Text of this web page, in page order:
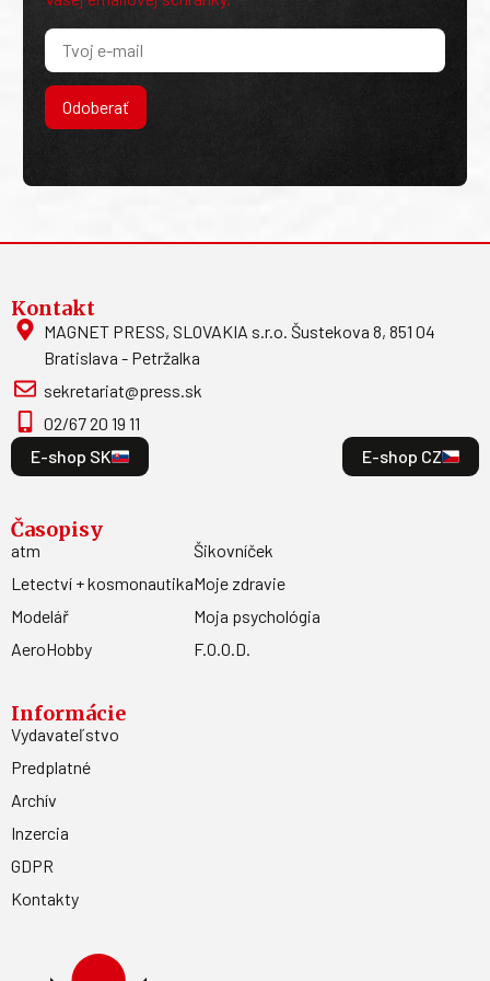
Odoberať
Kontakt
MAGNET PRESS, SLOVAKIA s.r.o. Šustekova 8, 851 04
Bratislava - Petržalka
sekretariat@press.sk
02/67 20 19 11
E-shop SK
E-shop CZ
Časopisy
atm
Letectví + kosmonautika
Modelář
AeroHobby
Šikovníček
Moje zdravie
Moja psychológia
F.O.O.D.
Informácie
Vydavateľstvo
Predplatné
Archív
Inzercia
GDPR
Kontakty